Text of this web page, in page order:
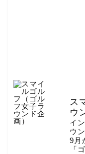
ス
ウ
イ
ウ
9月
「